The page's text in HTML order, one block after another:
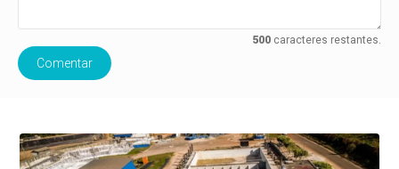
500caracteres restantes.
Comentar